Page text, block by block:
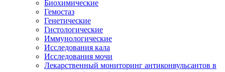
Биохимические
Гемостаз
Генетические
Гистологические
Иммунологические
Исследования кала
Исследования мочи
Лекарственный мониторинг антиконвульсантов в